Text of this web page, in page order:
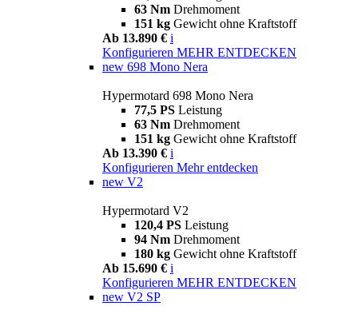
63 Nm Drehmoment
151 kg Gewicht ohne Kraftstoff
Ab 13.890 € i
Konfigurieren MEHR ENTDECKEN
new 698 Mono Nera
Hypermotard 698 Mono Nera
77,5 PS Leistung
63 Nm Drehmoment
151 kg Gewicht ohne Kraftstoff
Ab 13.390 € i
Konfigurieren Mehr entdecken
new V2
Hypermotard V2
120,4 PS Leistung
94 Nm Drehmoment
180 kg Gewicht ohne Kraftstoff
Ab 15.690 € i
Konfigurieren MEHR ENTDECKEN
new V2 SP